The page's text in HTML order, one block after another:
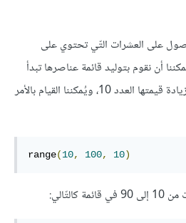
على العشرات التّي تحتوي على
50 …) فسيُمكننا أن نقوم بتوليد قائمة عناصرها تبدأ
من العدد 10 إلى العدد 100 بزيادة قيمتها العدد 10، ويُمكننا القيام بالأمر
range(10, 100, 10)